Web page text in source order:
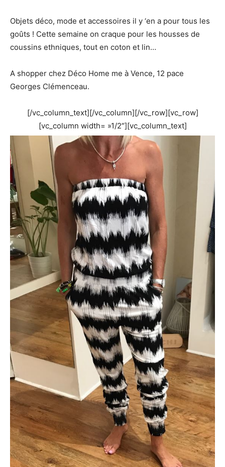
Objets déco, mode et accessoires il y ‘en a pour tous les
goûts ! Cette semaine on craque pour les housses de
coussins ethniques, tout en coton et lin…
A shopper chez Déco Home me à Vence, 12 pace
Georges Clémenceau.
[/vc_column_text][/vc_column][/vc_row][vc_row]
[vc_column width= »1/2″][vc_column_text]